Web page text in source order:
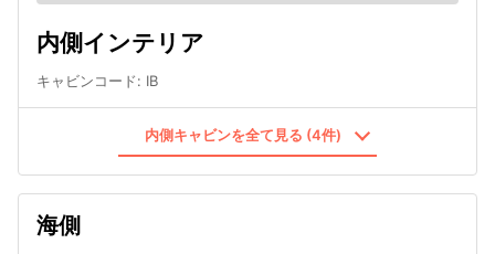
内側インテリア
キャビンコード: IB
内側キャビンを全て見る (4件)
海側